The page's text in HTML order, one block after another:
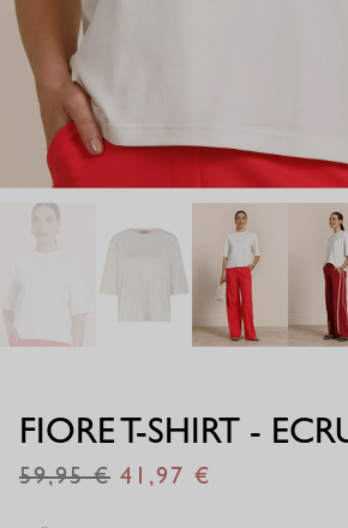
FIORE T-SHIRT -
59,95 41,97